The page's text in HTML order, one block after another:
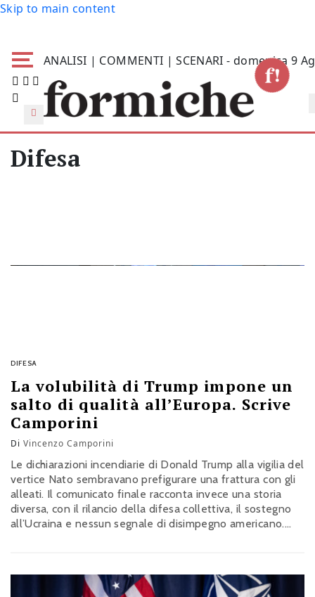
Skip to main content
ANALISI | COMMENTI | SCENARI - domenica 9
Difesa
DIFESA
La volubilità di Trump impone un
salto di qualità all’Europa. Scrive
Camporini
Di Vincenzo Camporini
Le dichiarazioni incendiarie di Donald Trump alla vigilia del
vertice Nato sembravano prefigurare una frattura con gli
alleati. Il comunicato finale racconta invece una storia
diversa, con il rilancio della difesa collettiva, il sostegno
all’Ucraina e nessun segnale di disimpegno americano.
dell’Alleanza. La riflessione del generale Vincenzo